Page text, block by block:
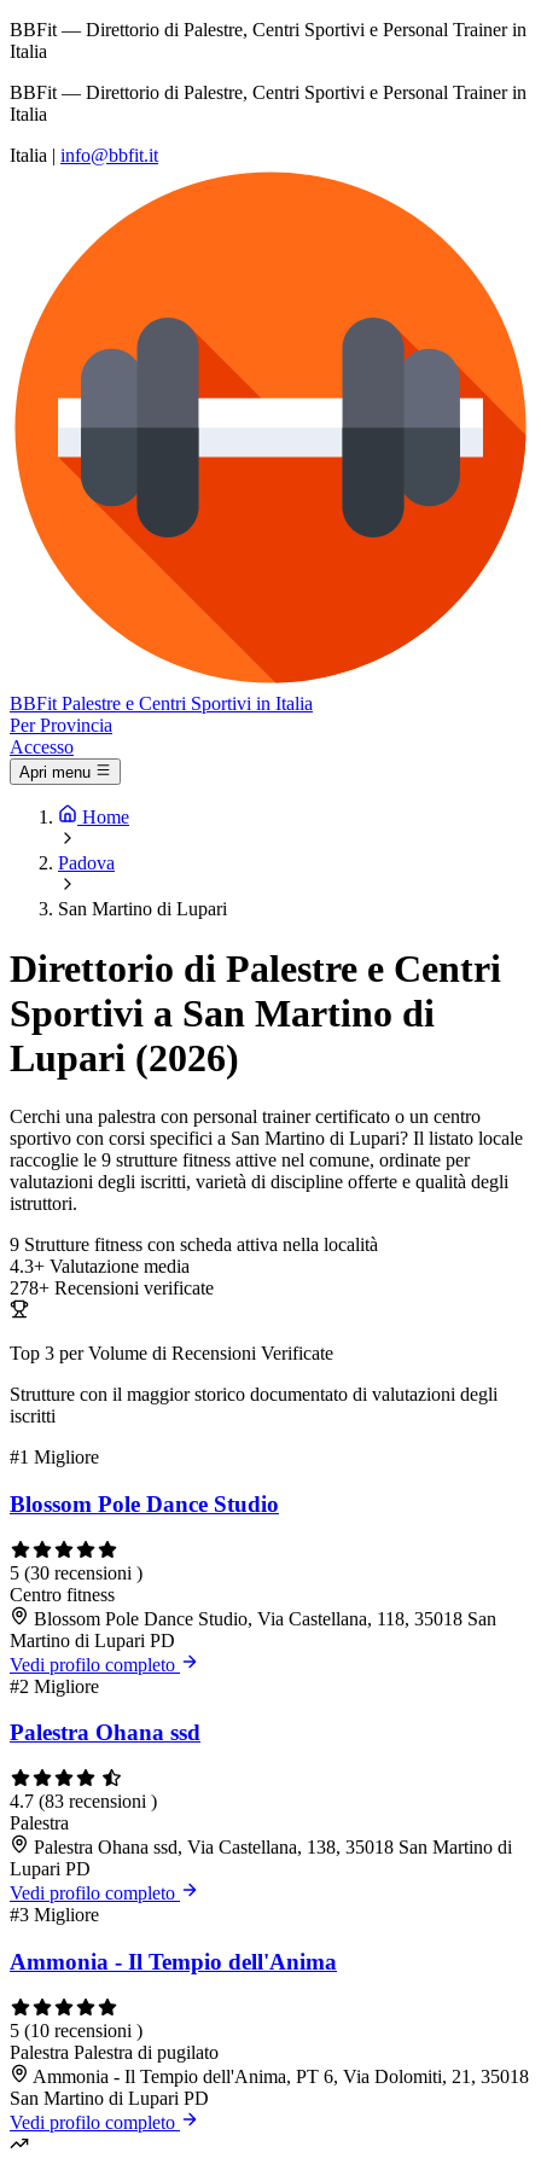
BBFit — Direttorio di Palestre, Centri Sportivi e Personal Trainer in
Italia
BBFit — Direttorio di Palestre, Centri Sportivi e Personal Trainer in
Italia
Italia | info@bbfit.it
BBFit Palestre e Centri Sportivi in Italia
Per Provincia
Accesso
Apri menu
Home
Padova
San Martino di Lupari
Direttorio di Palestre e Centri
Sportivi a San Martino di
Lupari (2026)
Cerchi una palestra con personal trainer certificato o un centro
sportivo con corsi specifici a San Martino di Lupari? Il listato locale
raccoglie le 9 strutture fitness attive nel comune, ordinate per
valutazioni degli iscritti, varietà di discipline offerte e qualità degli
istruttori.
9 Strutture fitness con scheda attiva nella località
4.3+ Valutazione media
278+ Recensioni verificate
Top 3 per Volume di Recensioni Verificate
Strutture con il maggior storico documentato di valutazioni degli
iscritti
#1 Migliore
Blossom Pole Dance Studio
5 (30 recensioni )
Centro fitness
Blossom Pole Dance Studio, Via Castellana, 118, 35018 San
Martino di Lupari PD
Vedi profilo completo
#2 Migliore
Palestra Ohana ssd
4.7 (83 recensioni )
Palestra
Palestra Ohana ssd, Via Castellana, 138, 35018 San Martino di
Lupari PD
Vedi profilo completo
#3 Migliore
Ammonia - Il Tempio dell'Anima
5 (10 recensioni )
Palestra Palestra di pugilato
Ammonia - Il Tempio dell'Anima, PT 6, Via Dolomiti, 21, 35018
San Martino di Lupari PD
Vedi profilo completo